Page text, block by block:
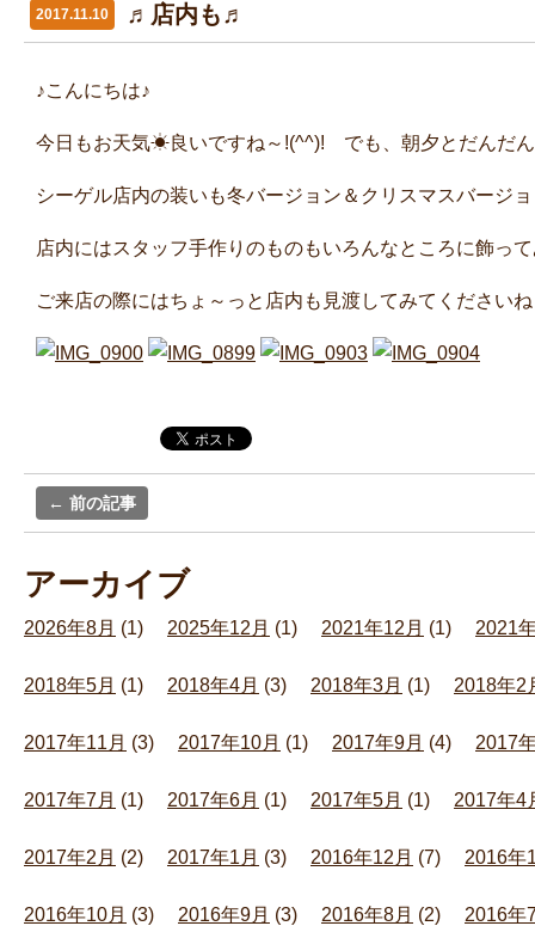
2017.11.10 ♬店内も♬
♪こんにちは♪
今日もお天気☀良いですね～!(^^)! でも、朝夕とだんだ
シーゲル店内の装いも冬バージョン＆クリスマスバージ
店内にはスタッフ手作りのものもいろんなところに飾っ
ご来店の際にはちょ～っと店内も見渡してみてください
← 前の記事
アーカイブ
2026年8月 (1) 2025年12月 (1) 2021年12月 (1) 2021
2018年5月 (1) 2018年4月 (3) 2018年3月 (1) 2018年2
2017年11月 (3) 2017年10月 (1) 2017年9月 (4) 2017
2017年7月 (1) 2017年6月 (1) 2017年5月 (1) 2017年4
2017年2月 (2) 2017年1月 (3) 2016年12月 (7) 2016年
2016年10月 (3) 2016年9月 (3) 2016年8月 (2) 2016年